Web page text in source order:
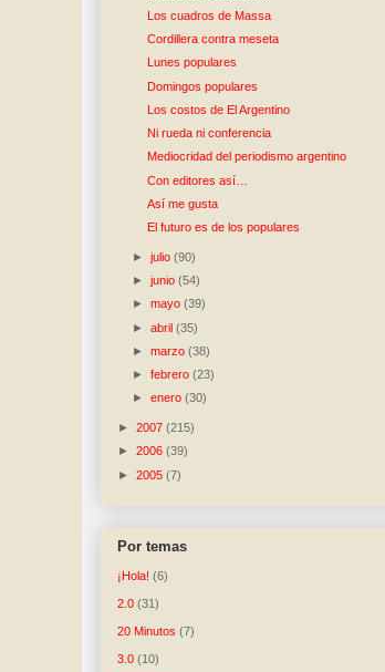
Los cuadros de Massa
Cordillera contra meseta
Lunes populares
Domingos populares
Los costos de El Argentino
Ni rueda ni conferencia
Mediocridad del periodismo argentino
Con editores así…
Así me gusta
El futuro es de los populares
►julio(90)
►junio(54)
►mayo(39)
►abril(35)
►marzo(38)
►febrero(23)
►enero(30)
► 2007 (215)
► 2006 (39)
► 2005 (7)
Por temas
¡Hola! (6)
2.0 (31)
20 Minutos (7)
3.0 (10)